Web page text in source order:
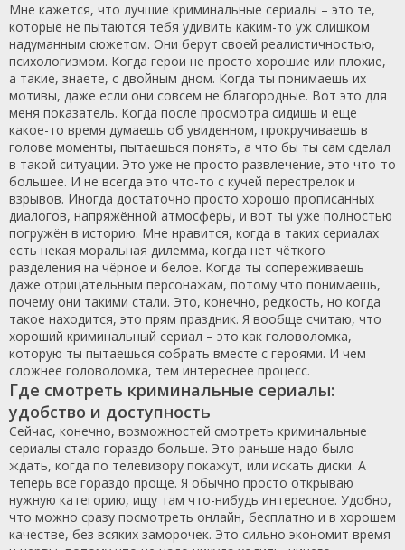
Мне кажется, что лучшие криминальные сериалы – это те,
которые не пытаются тебя удивить каким-то уж слишком
надуманным сюжетом. Они берут своей реалистичностью,
психологизмом. Когда герои не просто хорошие или плохие,
а такие, знаете, с двойным дном. Когда ты понимаешь их
мотивы, даже если они совсем не благородные. Вот это для
меня показатель. Когда после просмотра сидишь и ещё
какое-то время думаешь об увиденном, прокручиваешь в
голове моменты, пытаешься понять, а что бы ты сам сделал
в такой ситуации. Это уже не просто развлечение, это что-то
большее. И не всегда это что-то с кучей перестрелок и
взрывов. Иногда достаточно просто хорошо прописанных
диалогов, напряжённой атмосферы, и вот ты уже полностью
погружён в историю. Мне нравится, когда в таких сериалах
есть некая моральная дилемма, когда нет чёткого
разделения на чёрное и белое. Когда ты сопереживаешь
даже отрицательным персонажам, потому что понимаешь,
почему они такими стали. Это, конечно, редкость, но когда
такое находится, это прям праздник. Я вообще считаю, что
хороший криминальный сериал – это как головоломка,
которую ты пытаешься собрать вместе с героями. И чем
сложнее головоломка, тем интереснее процесс.
Где смотреть криминальные сериалы:
удобство и доступность
Сейчас, конечно, возможностей смотреть криминальные
сериалы стало гораздо больше. Это раньше надо было
ждать, когда по телевизору покажут, или искать диски. А
теперь всё гораздо проще. Я обычно просто открываю
нужную категорию, ищу там что-нибудь интересное. Удобно,
что можно сразу посмотреть онлайн, бесплатно и в хорошем
качестве, без всяких заморочек. Это сильно экономит время